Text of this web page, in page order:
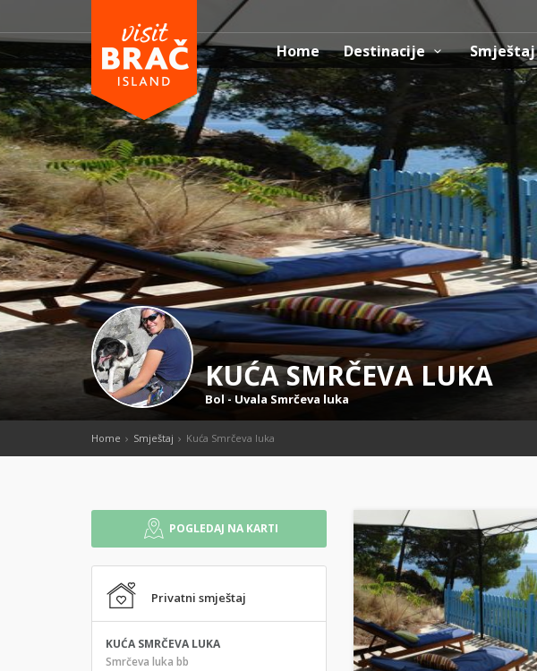
Home Destinacije Smještaj
KUĆA SMRČEVA LUKA
Bol- Uvala Smrčeva luka
Home Smještaj Kuća Smrčeva luka
POGLEDAJ NA KARTI
Privatni smještaj
KUĆA SMRČEVA LUKA
Smrčeva luka bb